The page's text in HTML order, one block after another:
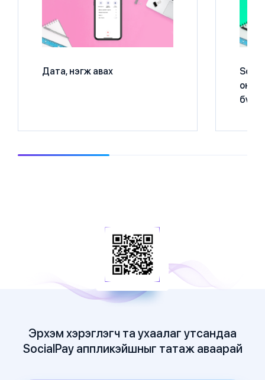
Дата, нэгж авах
Эрхэм хэрэглэгч та ухаалаг утсандаа
SocialPay аппликэйшныг татаж аваарай